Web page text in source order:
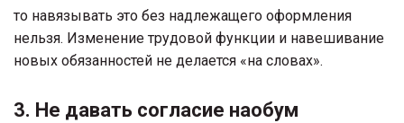
то навязывать это без надлежащего оформления
нельзя. Изменение трудовой функции и навешивание
новых обязанностей не делается «на словах».
3. Не давать согласие наобум